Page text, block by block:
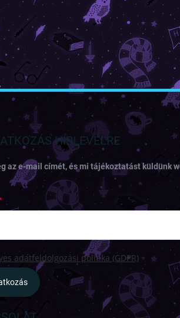
HÍRLEVÉLRE
az e-mail címét, és mi tájékoztatást küldünk
adatfeldolgozási politika (GDPR)